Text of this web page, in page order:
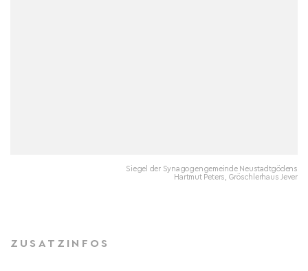
Siegel der Synagogengemeinde Neustadtgödens
Hartmut Peters, Gröschlerhaus Jever
ZUSATZINFOS